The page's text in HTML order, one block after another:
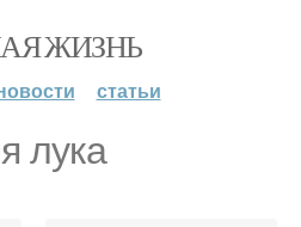
ЖИЗНЬ
статьи
лука